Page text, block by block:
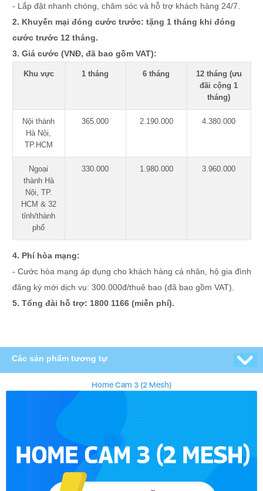
- Lắp đặt nhanh chóng, chăm sóc và hỗ trợ khách hàng 24/7.
2. Khuyến mại đóng cước trước: tặng 1 tháng khi đóng
cước trước 12 tháng.
3. Giá cước (VNĐ, đã bao gồm VAT):
Khu vực 1 tháng 6 tháng
12 tháng (ưu
đãi cộng 1
tháng)
Nội thành
Hà Nội,
TP.HCM
365.000 2.190.000 4.380.000
Ngoại
thành Hà
Nội, TP.
HCM & 32
tỉnh/thành
phố
330.000 1.980.000 3.960.000
4. Phí hòa mạng:
- Cước hòa mạng áp dụng cho khách hàng cá nhân, hộ gia đình
đăng ký mới dịch vụ: 300.000đ/thuê bao (đã bao gồm VAT).
5. Tổng đài hỗ trợ: 1800 1166 (miễn phí).
Các sản phẩm tương tự
Home Cam 3 (2 Mesh)